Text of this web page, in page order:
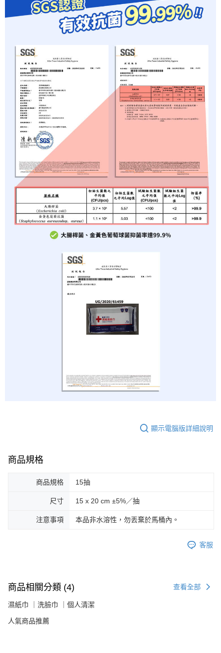
顯示電腦版詳細說明
商品規格
商品規格 15抽
尺寸 15 x 20 cm ±5%／抽
注意事項 本品非水溶性，勿丟棄於馬桶內。
客服
商品相關分類 (4) 查看全部
濕紙巾 ｜洗臉巾 ｜個人清潔
人氣商品推薦